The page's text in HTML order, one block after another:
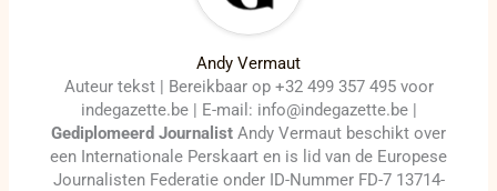
Andy Vermaut
Auteur tekst | Bereikbaar op +32 499 357 495 voor
indegazette.be | E-mail: info@indegazette.be |
Gediplomeerd Journalist Andy Vermaut beschikt over
een Internationale Perskaart en is lid van de Europese
Journalisten Federatie onder ID-Nummer FD-7 13714-